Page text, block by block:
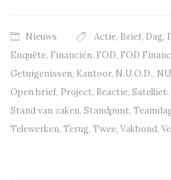
Nieuws Actie, Brief, Dag,
Enquête, Financiën, FOD, FOD
Getuigenissen, Kantoor, N.U.O.D.,
Open brief, Project, Reactie, Satelliet,
Stand van zaken, Standpunt,
Telewerken, Terug, Twee, Vakbond,